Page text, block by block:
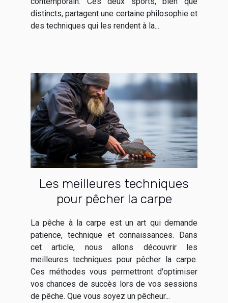
distincts, partagent une certaine philosophie et
des techniques qui les rendent à la...
Les meilleures techniques
pour pêcher la carpe
La pêche à la carpe est un art qui demande
patience, technique et connaissances. Dans
cet article, nous allons découvrir les
meilleures techniques pour pêcher la carpe.
Ces méthodes vous permettront d'optimiser
vos chances de succès lors de vos sessions
de pêche. Que vous soyez un pêcheur...